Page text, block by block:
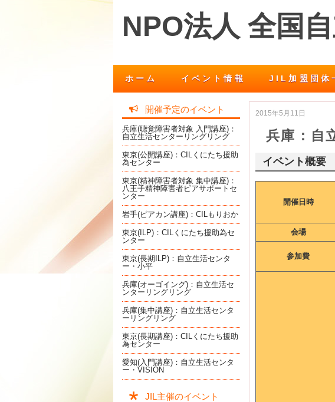
NPO法人 全国
ホーム イベント情報 JIL加盟団体
2015年5月11日
兵庫：自
イベント概要
開催日時
会場
参加費
開催予定のイベント
兵庫(聴覚障害者対象 入門講座)：
自立生活センターリングリング
東京(公開講座)：CILくにたち援助
為センター
東京(精神障害者対象 集中講座)：
八王子精神障害者ピアサポートセ
ンター
岩手(ピアカン講座)：CILもりおか
東京(ILP)：CILくにたち援助為セ
ンター
東京(長期ILP)：自立生活センタ
ー・小平
兵庫(オーゴイング)：自立生活セ
ンターリングリング
兵庫(集中講座)：自立生活センタ
ーリングリング
東京(長期講座)：CILくにたち援助
為センター
愛知(入門講座)：自立生活センタ
ー・VISION
JIL主催のイベント